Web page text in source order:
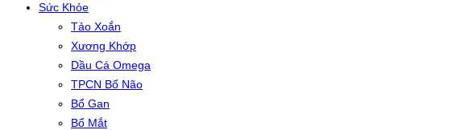
Sức Khỏe
Tảo Xoắn
Xương Khớp
Dầu Cá Omega
TPCN Bổ Não
Bổ Gan
Bổ Mắt